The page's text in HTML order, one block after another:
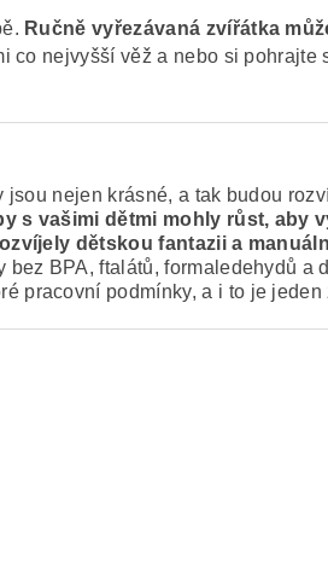
Ručně vyřezávaná zvířátka
nejvyšší věž a nebo si
nejen krásné, a tak budou
s vašimi dětmi mohly růst, aby
dětskou fantazii a
BPA, ftalátů, formaledehydů
pracovní podmínky, a i to je